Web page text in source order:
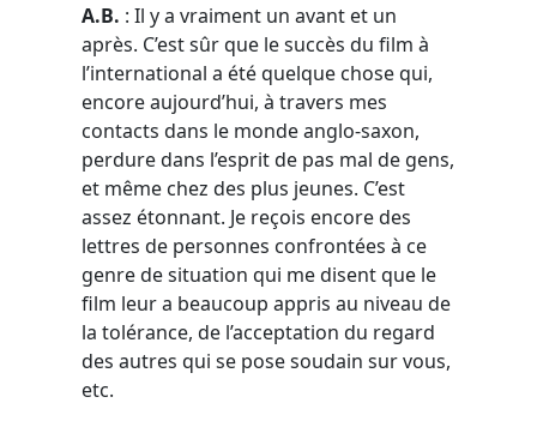
A.B. : Il y a vraiment un avant et un
après. C’est sûr que le succès du film à
l’international a été quelque chose qui,
encore aujourd’hui, à travers mes
contacts dans le monde anglo-saxon,
perdure dans l’esprit de pas mal de gens,
et même chez des plus jeunes. C’est
assez étonnant. Je reçois encore des
lettres de personnes confrontées à ce
genre de situation qui me disent que le
film leur a beaucoup appris au niveau de
la tolérance, de l’acceptation du regard
des autres qui se pose soudain sur vous,
etc.